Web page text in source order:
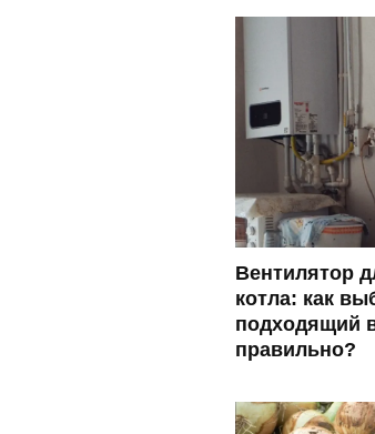
Вентилятор
котла: как
подходящий
правильно?